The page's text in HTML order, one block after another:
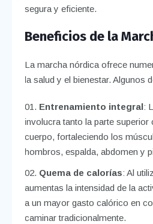
segura y eficiente.
Beneficios de la
La marcha nórdica ofrece
la salud y el bienestar. Algunos
Entrenamiento integral:
involucra tanto la parte superior
cuerpo, fortaleciendo los
hombros, espalda, abdomen y
Quema de calorías: Al
aumentas la intensidad de la
a un mayor gasto calórico en
caminar tradicionalmente.